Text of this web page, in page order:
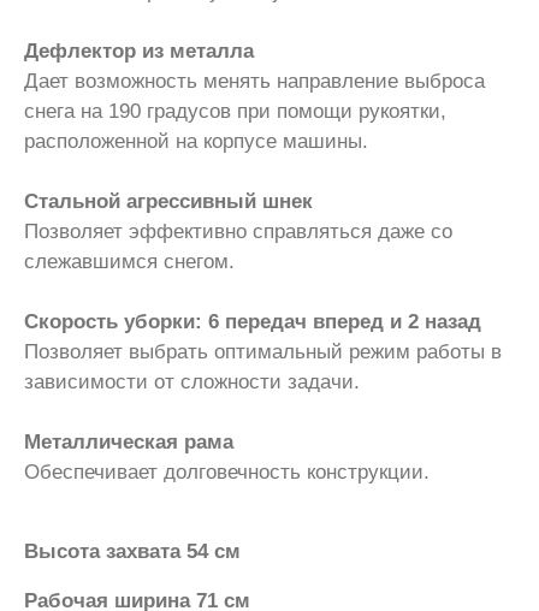
Дефлектор из металла
Дает возможность менять направление выброса
снега на 190 градусов при помощи рукоятки,
расположенной на корпусе машины.
Стальной агрессивный шнек
Позволяет эффективно справляться даже со
слежавшимся снегом.
Скорость уборки: 6 передач вперед и 2 назад
Позволяет выбрать оптимальный режим работы в
зависимости от сложности задачи.
Металлическая рама
Обеспечивает долговечность конструкции.
Высота захвата 54 см
Рабочая ширина 71 см